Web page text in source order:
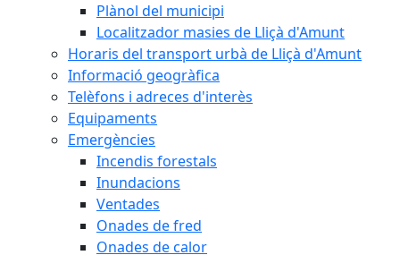
Plànol del municipi
Localitzador masies de Lliçà d'Amunt
Horaris del transport urbà de Lliçà d'Amunt
Informació geogràfica
Telèfons i adreces d'interès
Equipaments
Emergències
Incendis forestals
Inundacions
Ventades
Onades de fred
Onades de calor